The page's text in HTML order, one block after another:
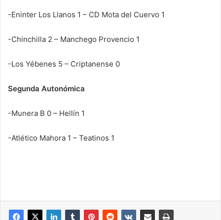
-Eninter Los Llanos 1 – CD Mota del Cuervo 1
-Chinchilla 2 – Manchego Provencio 1
-Los Yébenes 5 – Criptanense 0
Segunda Autonómica
-Munera B 0 – Hellín 1
-Atlético Mahora 1 – Teatinos 1